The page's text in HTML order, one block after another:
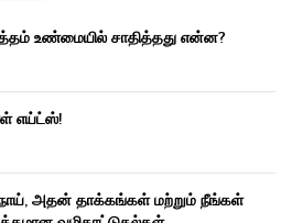
உண்மையில் சாதித்தது என்ன?
எய்ட்ஸ்!
அதன் தாக்கங்கள் மற்றும் நீங்கள்